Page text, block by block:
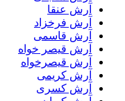
آرش عنقا
آرش فرخزاد
آرش قاسمی
آرش قیصر خواه
آرش قیصرخواه
آرش کریمی
آرش کسری